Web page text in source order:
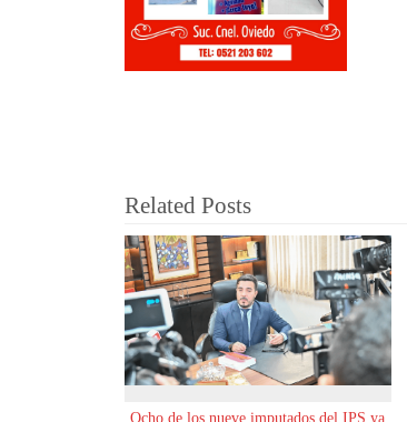
Related Posts
Ocho de los nueve imputados del IPS ya